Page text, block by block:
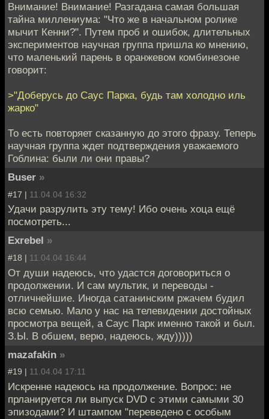
Внимание! Внимание! Разгадана самая большая
тайна миллениума: "Что же в начальном ролике
мычит Кенни?". Путем проб и ошибок, длительных
экспериментов научная группа пришла ко мнению,
что маленький парень в оранжевом комбинезоне
говорит:
>"Доберусь до Саус Парка, будь там холодно иль
жарко"
То есть повторяет сказанную до этого фразу. Теперь
научная группа ждет подтверждения уважаемого
Гоблина: были ли они правы?
Buser »
#17 | 11.04.04 16:32
Удачи разрулить эту тему! Ибо очень хоца ещё
посмотреть...
Exrebel »
#18 | 11.04.04 16:44
От души надеюсь, что удастся договориться о
продолжении. И сам мультик, и переводы -
отличнейшие. Иногда сатанинским ржачем будил
всю семью. Мало у нас на телевидении достойных
просмотра вещей, а Саус Парк именно такой и был.
З.Ы. В обшем, верю, надеюсь, жду)))))
mazafakin »
#19 | 11.04.04 17:11
Искренне надеюсь на продолжение. Вопрос: не
прланируется ли выпуск DVD с этими самыми 30
эпизодами? И штампом "переведено с особым